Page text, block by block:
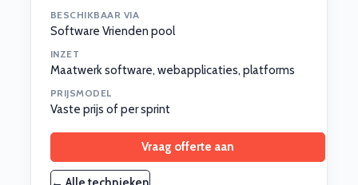
BESCHIKBAAR VIA
Software Vrienden pool
INZET
Maatwerk software, webapplicaties, platforms
PRIJSMODEL
Vaste prijs of per sprint
Vraag offerte aan